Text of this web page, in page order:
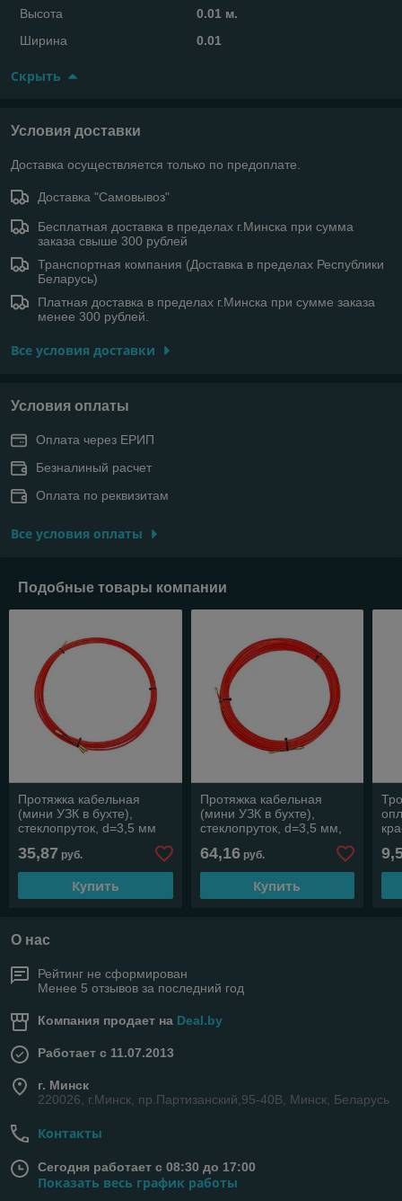
Высота
0.01 м.
Ширина
0.01
Скрыть
Условия доставки
Доставка осуществляется только по предоплате.
Доставка "Самовывоз"
Бесплатная доставка в пределах г.Минска при сумма
заказа свыше 300 рублей
Транспортная компания (Доставка в пределах Республики
Беларусь)
Платная доставка в пределах г.Минска при сумме заказа
менее 300 рублей.
Все условия доставки
Условия оплаты
Оплата через ЕРИП
Безналиный расчет
Оплата по реквизитам
Все условия оплаты
Подобные товары компании
Протяжка кабельная
(мини УЗК в бухте),
стеклопруток, d=3,5 мм
10 м красная (REXANT)
35,87 руб.
Купить
Протяжка кабельная
(мини УЗК в бухте),
стеклопруток, d=3,5 мм,
64,16руб.
Купить
О нас
Рейтинг не сформирован
Менее 5 отзывов за последний год
Компания продает на Deal.by
Работает с 11.07.2013
г. Минск
220026, г.Минск, пр.Партизанский,95-40В, Минск, Беларусь
Контакты
Сегодня работает с 08:30 до 17:00
Показать весь график работы